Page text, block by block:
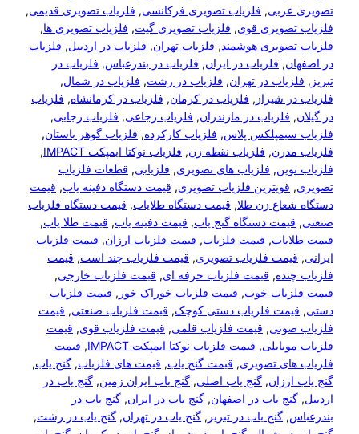
, فلزیاب تصویری فرکانسی, فلزیاب تصویری قدیمی,
قوی , فلزیاب تصویری گیت , فلزیاب تصویری ها,
هوشمند, فلزیاب تهران , فلزیاب در اردبیل , فلزیاب
فلزیاب در ایران, فلزیاب در بندرعباس, فلزیاب در
در تهران, فلزیاب در رشت, فلزیاب در شمال
شیراز , فلزیاب در کرمان , فلزیاب در کرمانشاه, فلزیاب
فلزیاب در مازندران, فلزیاب رجاعی, فلزیاب رجایی ,
پلاس, فلزیاب کارکرده, فلزیاب گوهر باستان,
, فلزیاب نقطه زن , فلزیاب نوکتا ایمپکت IMPACT
,
فلزیاب های تصویری, فلزیابی, قطعات فلزیاب
قویترین فلزیاب تصویری, قیمت دستگاه دفینه یاب, قیمت
زن طلا , قیمت دستگاه طلایاب, قیمت دستگاه فلزیاب
قیمت دستگاه گنج یاب, قیمت دفینه یاب, قیمت طلا یاب ,
, قیمت فلزیاب , قیمت فلزیاب ارزان , قیمت فلزیاب
فلزیاب تصویری, قیمت فلزیاب چند است , قیمت
قیمت فلزیاب حرفه ای , قیمت فلزیاب خارجی,
خوب, قیمت فلزیاب خوراک خور, قیمت فلزیاب
فلزیاب دستی کوچک, قیمت فلزیاب صنعتی, قیمت
, قیمت فلزیاب قلمی , قیمت فلزیاب قوی, قیمت
, قیمت فلزیاب نوکتا ایمپکت IMPACT , قیمت
تصویری, قیمت گنج یاب, قیمت های فلزیاب, گنج یاب,
, گنج یاب اصلی, گنج یاب ایران زمین, گنج یاب در
یاب در اصفهان, گنج یاب در ایران, گنج یاب در
گنج یاب در تبریز, گنج یاب در تهران, گنج یاب در رشت